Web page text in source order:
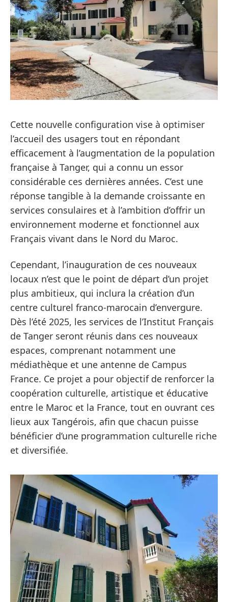
Cette nouvelle configuration vise à optimiser
l’accueil des usagers tout en répondant
efficacement à l’augmentation de la population
française à Tanger, qui a connu un essor
considérable ces dernières années. C’est une
réponse tangible à la demande croissante en
services consulaires et à l’ambition d’offrir un
environnement moderne et fonctionnel aux
Français vivant dans le Nord du Maroc.
Cependant, l’inauguration de ces nouveaux
locaux n’est que le point de départ d’un projet
plus ambitieux, qui inclura la création d’un
centre culturel franco-marocain d’envergure.
Dès l’été 2025, les services de l’Institut Français
de Tanger seront réunis dans ces nouveaux
espaces, comprenant notamment une
médiathèque et une antenne de Campus
France. Ce projet a pour objectif de renforcer la
coopération culturelle, artistique et éducative
entre le Maroc et la France, tout en ouvrant ces
lieux aux Tangérois, afin que chacun puisse
bénéficier d’une programmation culturelle riche
et diversifiée.